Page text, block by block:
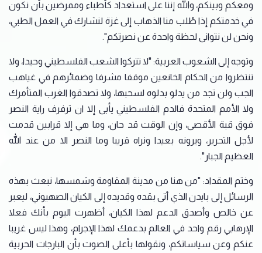
ومعكم وبينكم، والله إننا على استعداد كأطباء وممرضين بأن نكون
في خدمتكم إذا طُلب منا الذهاب إلى غزة لنشارك في العمل الطبي،
ونحن لن نتوانى لحظة واحدة عن نصرتكم".
وتوجه إلى الشعوب العربية: "لا تتركوا الشعب الفلسطيني وحيدا، ولا
تنتظروا من الحكام الخانعين موقفا مشرفا وضمائرهم في غياهب
الجب ولن تجد من يدلو بدلوه لسحبها، ولا تصدقوا الغرب المتأمرك
ولا الأمم المتحدة فالدم الفلسطيني يأبى إلا ان ترفرف راية النصر
فوق قبة الأقصى، وإن الوقت قد حان، وما هي إلا قرابين قدمت
لأجل التحرير، ويرونه بعيدا ونراه قريبا وما النصر الا من عند الله
العظيم الجبار".
وختم المقداد: "من هنا من مدينة المقاومة وشمسها، نبعث بهذه
الرسائل إلى بايدن الذي أتى بقده وقديده إلى الكيان الصهيوني، ليعبر
عن خالص وأصدق الدعم لهذا الكيان، أظهرت اليوم بأنك فعلا
الإرهابي رقم واحد في العالم بدعمك لهذا الإجرام، وهذا ليس غريبا
عنكم وعن سياساتكم، ونقولها بأعلى الصوت بأن البارجات الحربية